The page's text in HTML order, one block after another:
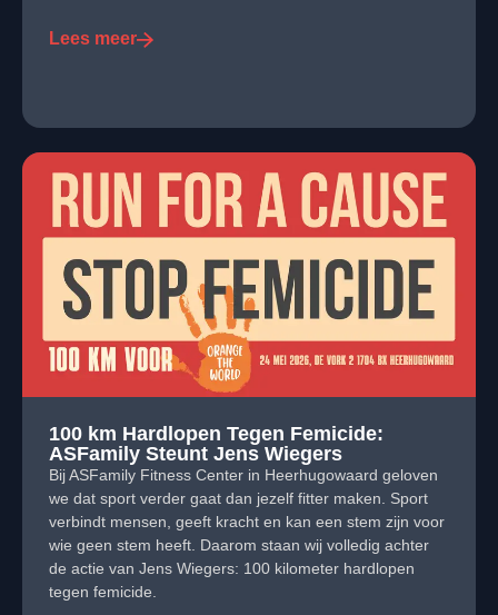
Lees meer
100 km Hardlopen Tegen Femicide:
ASFamily Steunt Jens Wiegers
Bij ASFamily Fitness Center in Heerhugowaard geloven
we dat sport verder gaat dan jezelf fitter maken. Sport
verbindt mensen, geeft kracht en kan een stem zijn voor
wie geen stem heeft. Daarom staan wij volledig achter
de actie van Jens Wiegers: 100 kilometer hardlopen
tegen femicide.